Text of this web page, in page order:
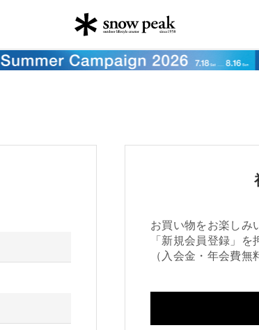
お買い物をお楽しみ
「新規会員登録」を
（入会金・年会費無